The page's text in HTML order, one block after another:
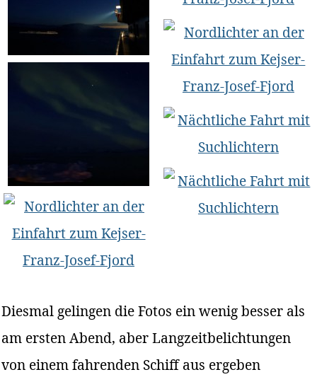
Diesmal gelingen die Fotos ein wenig besser als
am ersten Abend, aber Langzeitbelichtungen
von einem fahrenden Schiff aus ergeben